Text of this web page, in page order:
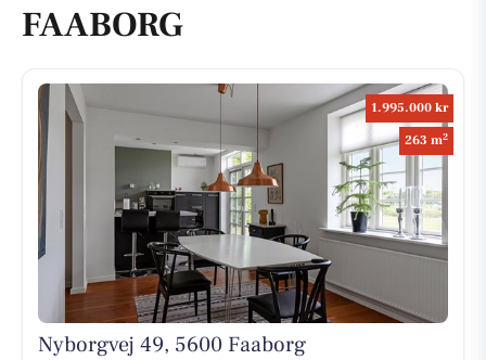
FAABORG
1.995.000 kr
263 m2
Nyborgvej 49, 5600 Faaborg